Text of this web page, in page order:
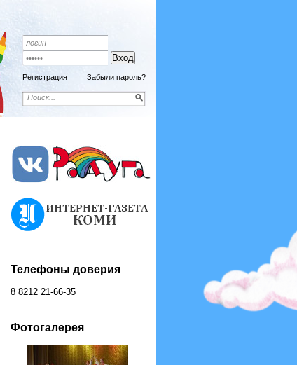
Регистрация Забыли пароль?
Телефоны доверия
8 8212 21-66-35
Фотогалерея